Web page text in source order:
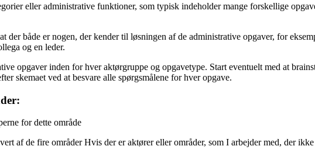
eller administrative funktioner, som typisk indeholder mange forskellige
både er nogen, der kender til løsningen af de administrative opgaver, for
og en leder.
opgaver inden for hver aktørgruppe og opgavetype. Start eventuelt med at
skemaet ved at besvare alle spørgsmålene for hver opgave.
for dette område
af de fire områder Hvis der er aktører eller områder, som I arbejder med, der